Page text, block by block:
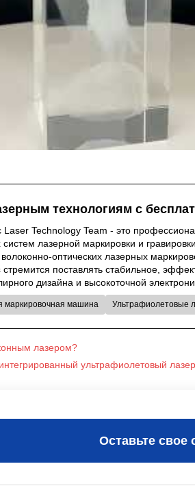
технологиям с
Technology Team - это
систем лазерной маркировки и
волоконно-оптических лазерных
стремится поставлять стабильное,
дизайна и высокоточной
маркировочная машина Ультрафиолетовые
лазером?
ультрафиолетовый
Оставьте свое